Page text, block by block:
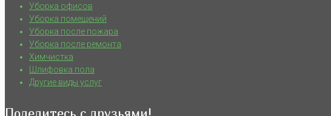
Уборка офисов
Уборка помещений
Уборка после пожара
Уборка после ремонта
Химчистка
Шлифовка пола
Другие виды услуг